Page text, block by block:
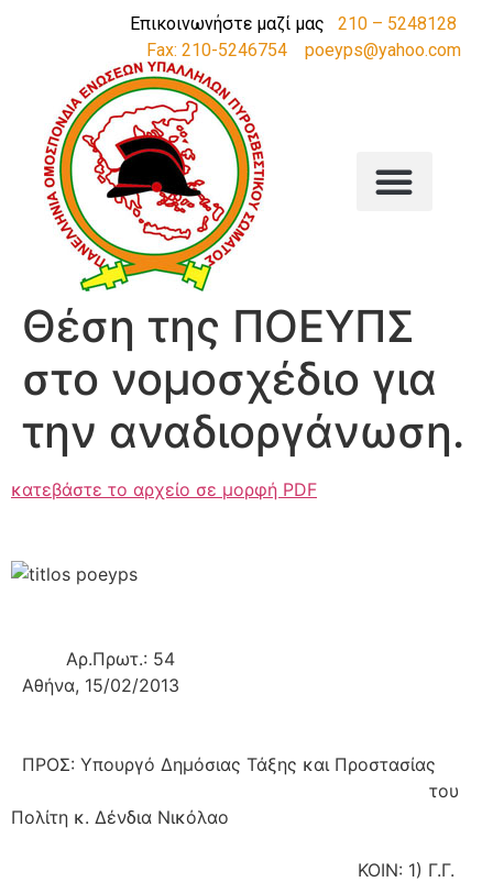
Επικοινωνήστε μαζί μας 210 – 5248128
Fax: 210-5246754
poeyps@yahoo.com
Θέση της ΠΟΕΥΠΣ
στο νομοσχέδιο για
την αναδιοργάνωση.
κατεβάστε το αρχείο σε μορφή PDF
Αρ.Πρωτ.: 54
Αθήνα, 15/02/2013
ΠΡΟΣ: Υπουργό Δημόσιας Τάξης και Προστασίας
του
Πολίτη κ. Δένδια Νικόλαο
ΚΟΙΝ: 1) Γ.Γ.